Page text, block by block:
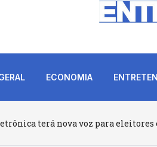
ECONOMIA
terá nova voz para eleitores